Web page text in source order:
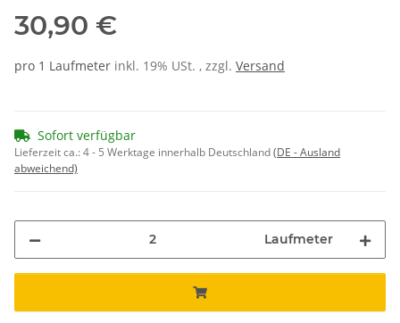
30,90 €
pro 1 Laufmeter inkl. 19% USt. , zzgl. Versand
Sofort verfügbar
Lieferzeit ca.:4 - 5 Werktage innerhalb Deutschland(DE - Ausland
abweichend)
Laufmeter